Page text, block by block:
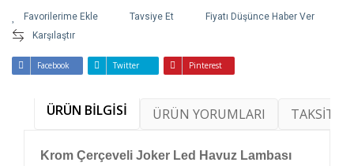
Tavsiye Et
Fiyatı Düşünce Haber Ver
Karşılaştır
Facebook Twitter Pinterest
ÜRÜN BİLGİSİ ÜRÜN YORUMLARI TAKSİT
Krom Çerçeveli Joker Led Havuz Lambası